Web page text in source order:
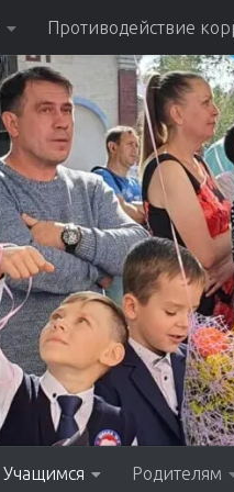
Противодействие
Учащимся Родителям